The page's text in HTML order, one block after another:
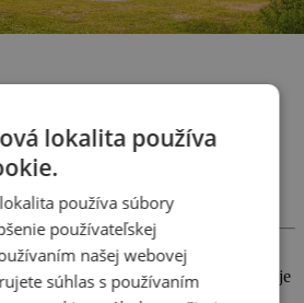
ZADARMO.(Viac informácií
je parádne miesto, odkiaľ je to v lete
Věrka leží pod Velkou Deštnou, ktorá je
hôr. Vydajte sa na pobyt v dvojici, s
lokalita používa
používa súbory
používateľskej
našej webovej
súhlas s používaním